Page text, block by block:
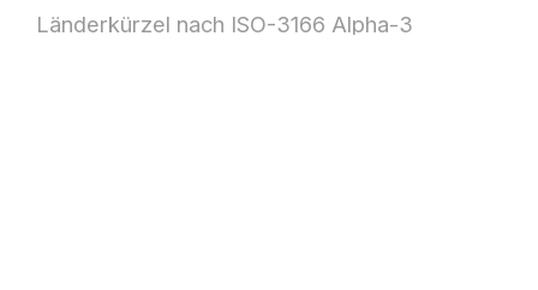
Länderkürzel nach ISO-3166 Alpha-3